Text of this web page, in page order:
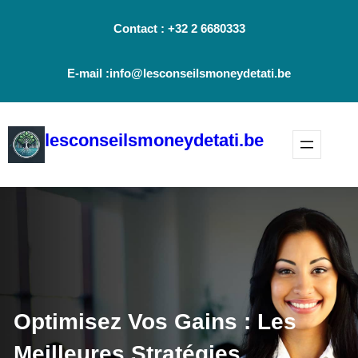
Contact : +32 2 6680333
E-mail :info@lesconseilsmoneydetati.be
lesconseilsmoneydetati.be
Optimisez Vos Gains : Les